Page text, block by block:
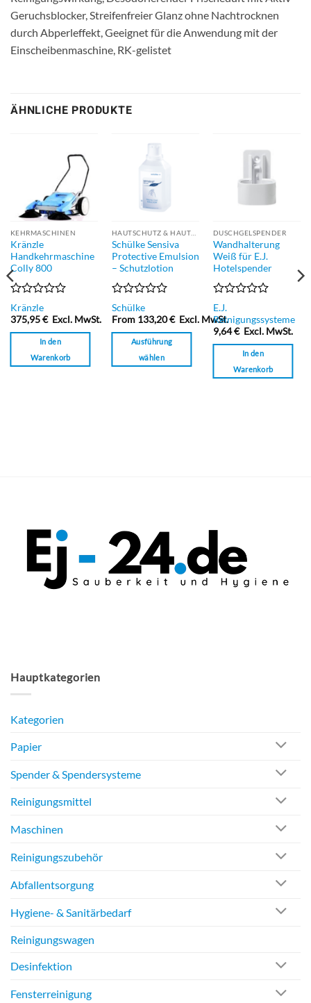
Geruchsblocker, Streifenfreier Glanz ohne Nachtrocknen
durch Abperleffekt, Geeignet für die Anwendung mit der
Einscheibenmaschine, RK-gelistet
ÄHNLICHE PRODUKTE
KEHRMASCHINEN
Kränzle
Handkehrmaschine
Colly 800
Bewertet
mit
0
Kränzle
375,95€ Excl. MwSt.
In den
Warenkorb
Schülke Sensiva
Protective Emulsion
– Schutzlotion
Bewertet
mit
0
Schülke
From 133,20€ Excl. MwSt.
Ausführung
wählen
Produktseite
gewählt
werden
DUSCHGELSPENDER
Wandhalterung
Weiß für E.J.
Hotelspender
Bewertet
mit
0
von
5
E.J.
Reinigungssysteme
9,64€ Excl. MwSt.
In den
Warenkorb
Hauptkategorien
Kategorien
Papier
Spender & Spendersysteme
Reinigungsmittel
Maschinen
Reinigungszubehör
Abfallentsorgung
Hygiene- & Sanitärbedarf
Reinigungswagen
Desinfektion
Fensterreinigung